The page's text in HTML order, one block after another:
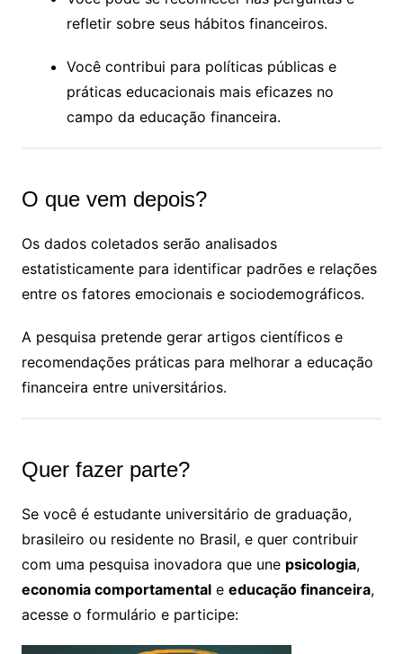
refletir sobre seus hábitos financeiros.
Você contribui para políticas públicas e
práticas educacionais mais eficazes no
campo da educação financeira.
O que vem depois?
Os dados coletados serão analisados
estatisticamente para identificar padrões e relações
entre os fatores emocionais e sociodemográficos.
A pesquisa pretende gerar artigos científicos e
recomendações práticas para melhorar a educação
financeira entre universitários.
Quer fazer parte?
Se você é estudante universitário de graduação,
brasileiro ou residente no Brasil, e quer contribuir
com uma pesquisa inovadora que une psicologia,
economia comportamentale educação financeira,
acesse o formulário e participe: